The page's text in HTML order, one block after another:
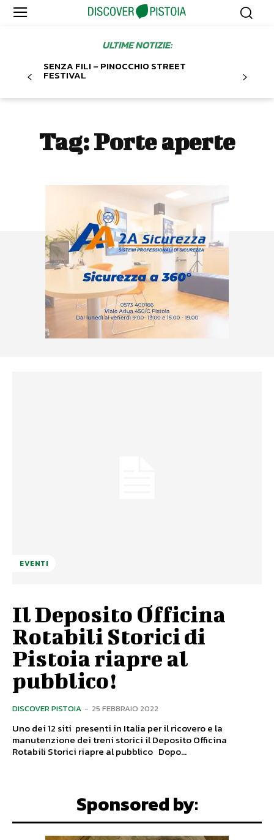
ULTIME NOTIZIE:
SENZA FILI – PINOCCHIO STREET
FESTIVAL
Tag:Porte aperte
EVENTI
Il Deposito Officina
Rotabili Storici di
Pistoia riapre al
pubblico!
DISCOVER PISTOIA - 25 FEBBRAIO 2022
Uno dei 12 siti presenti in Italia per il ricovero e la
manutenzione dei treni storici il Deposito Officina
Rotabili Storici riapre al pubblico Dopo...
Sponsored by: